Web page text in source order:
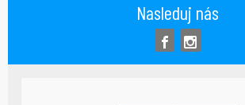
Nasleduj nás